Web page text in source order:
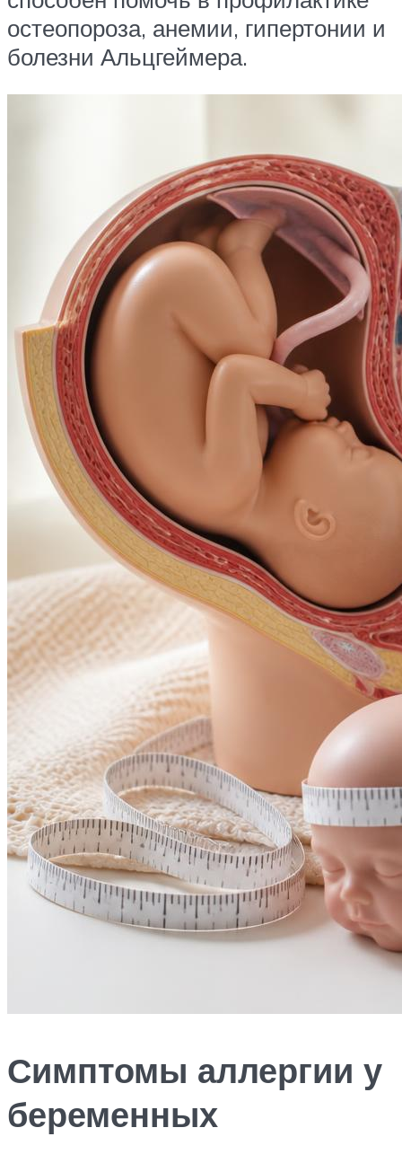
остеопороза, анемии, гипертонии и
болезни Альцгеймера.
Симптомы аллергии у
беременных